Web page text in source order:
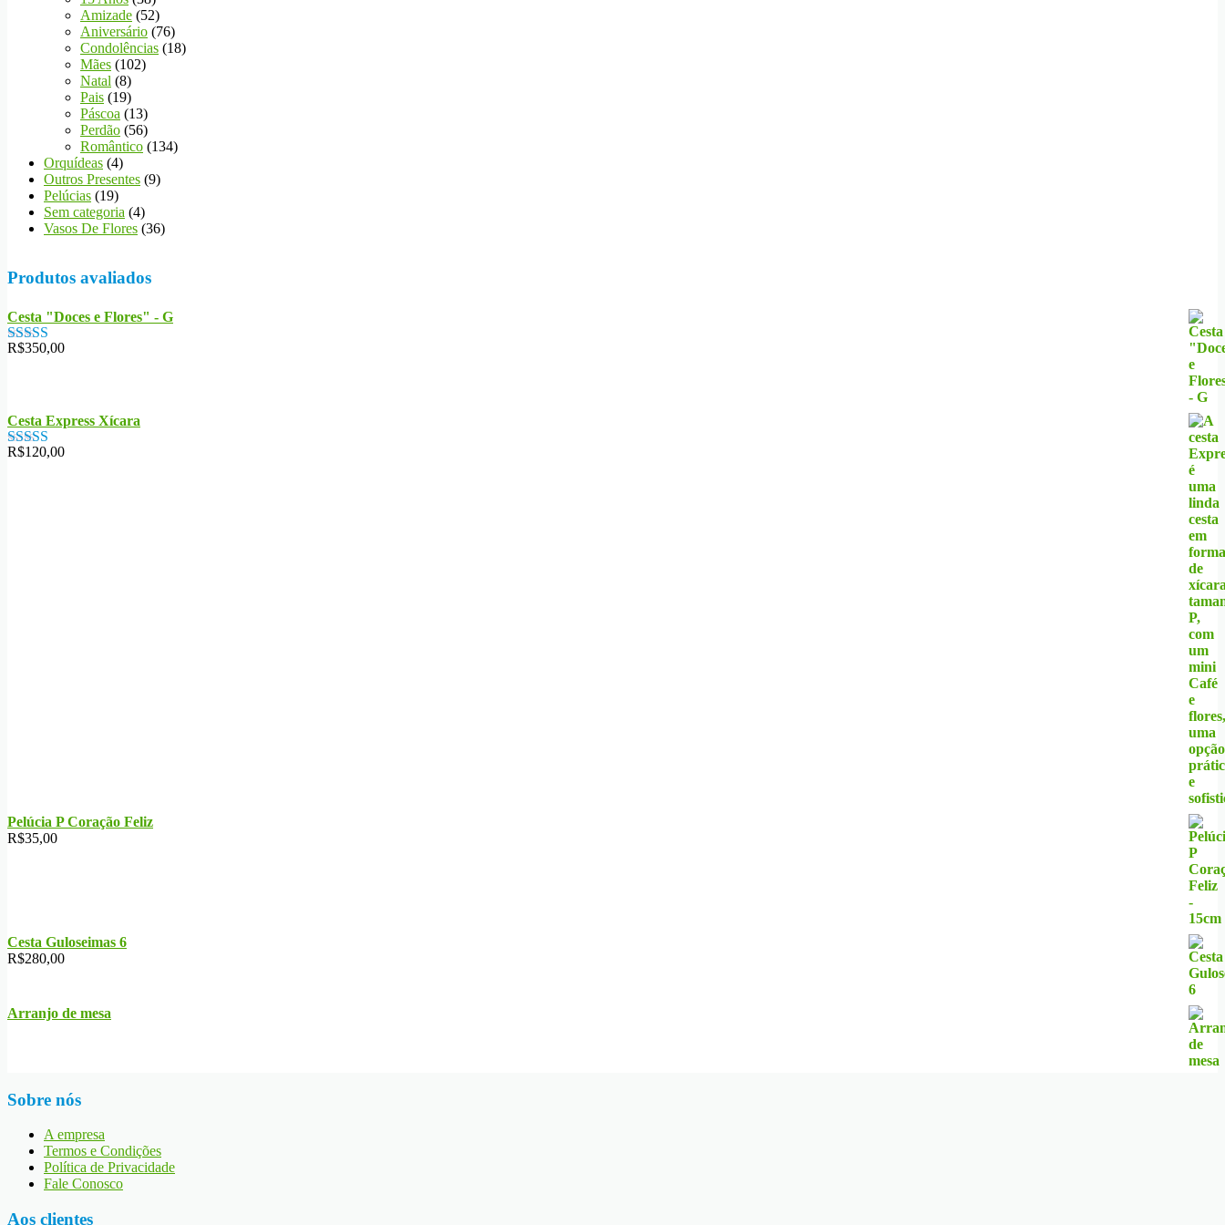
Amizade (52)
Aniversário (76)
Condolências (18)
Mães (102)
Natal (8)
Pais (19)
Páscoa (13)
Perdão (56)
Romântico (134)
Orquídeas (4)
Outros Presentes (9)
Pelúcias (19)
Sem categoria (4)
Vasos De Flores (36)
Produtos avaliados
Cesta "Doces e Flores" - G
Avaliação
R$350,00
Cesta Express Xícara
Avaliação
R$120,00
Pelúcia P Coração Feliz
R$35,00
Cesta Guloseimas 6
R$280,00
Arranjo de mesa
Sobre nós
A empresa
Termos e Condições
Política de Privacidade
Fale Conosco
Aos clientes